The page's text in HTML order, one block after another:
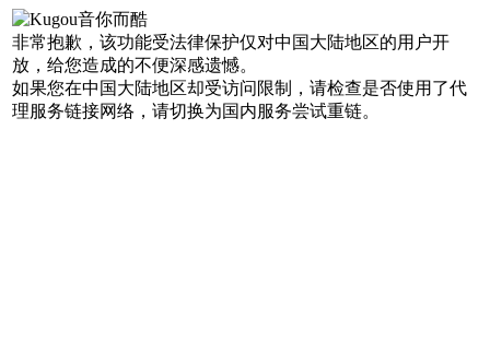
非常抱歉，该功能受法律保护仅对中国大陆地区的用户开
放，给您造成的不便深感遗憾。
如果您在中国大陆地区却受访问限制，请检查是否使用了代
理服务链接网络，请切换为国内服务尝试重链。